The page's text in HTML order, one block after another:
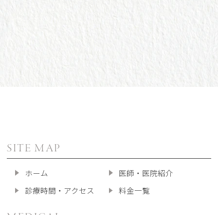
SITE MAP
ホーム
医師・医院紹介
診療時間・アクセス
料金一覧